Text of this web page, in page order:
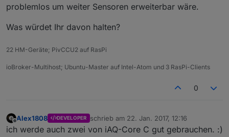
problemlos um weiter Sensoren erweiterbar wäre.
Was würdet Ihr davon halten?
22 HM-Geräte; PivCCU2 auf RasPi
ioBroker-Multihost; Ubuntu-Master auf Intel-Atom und 3 RasPi-Clients
0
Alex1808 DEVELOPER schrieb am 22. Jan. 2017, 12:16
zuletzt editiert von
ich werde auch zwei von iAQ-Core C gut gebrauchen. :)